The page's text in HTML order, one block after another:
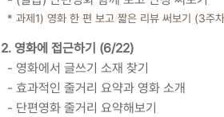
* 과제1) 영화 한 편 보고 짧은 리뷰 써보기 (3주
2. 영화에 접근하기 (6/22)
- 영화에서 글쓰기 소재 찾기
- 효과적인 줄거리 요약과 영화 소개
- 단편영화 줄거리 요약해보기